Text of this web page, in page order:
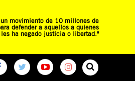
movimiento de 10 millones de
defender a aquellos a quienes
les ha negado justicia o libertad."